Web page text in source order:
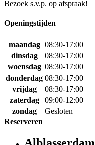
Bezoek s.v.p. op afspraak!
Openingstijden
maandag 08:30-17:00
dinsdag
08:30-17:00
woensdag 08:30-17:00
donderdag 08:30-17:00
vrijdag
08:30-17:00
zaterdag
09:00-12:00
zondag
Gesloten
Reserveren